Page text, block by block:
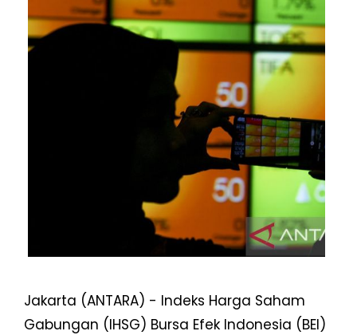
Jakarta (ANTARA) - Indeks Harga Saham
Gabungan (IHSG) Bursa Efek Indonesia (BEI)